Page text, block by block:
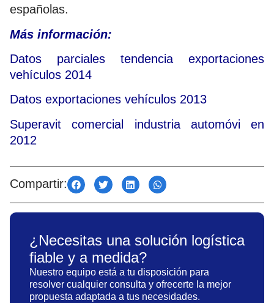
españolas.
Más información:
Datos parciales tendencia exportaciones
vehículos 2014
Datos exportaciones vehículos 2013
Superavit comercial industria automóvi en
2012
Compartir:
¿Necesitas una solución logística
fiable y a medida?
Nuestro equipo está a tu disposición para
resolver cualquier consulta y ofrecerte la mejor
propuesta adaptada a tus necesidades.